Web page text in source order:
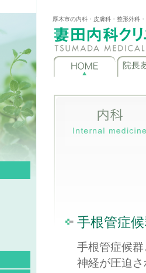
厚木市の内科・皮膚科・整形外科
手根管症
手根管症候
神経が圧迫